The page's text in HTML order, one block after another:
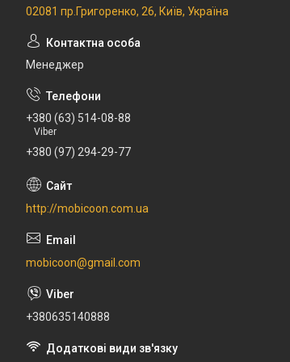
02081 пр.Григоренко, 26, Київ, Україна
Менеджер
+380 (63) 514-08-88
Viber
+380 (97) 294-29-77
http://mobicoon.com.ua
mobicoon@gmail.com
+380635140888